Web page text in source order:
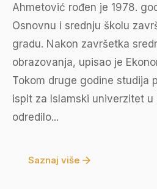
Ahmetović rođen je 1978.
Osnovnu i srednju školu
gradu. Nakon završetka
obrazovanja, upisao je
Tokom druge godine studija
ispit za Islamski univerzitet u
odredilo...
Saznaj više